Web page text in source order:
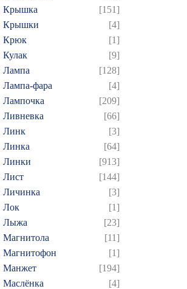
Крышка
[151]
Крышки
[4]
Крюк
[1]
Кулак
[9]
Лампа
[128]
Лампа-фара
[4]
Лампочка
[209]
Ливневка
[66]
Линк
[3]
Линка
[64]
Линки
[913]
Лист
[144]
Личинка
[3]
Лок
[1]
Лыжа
[23]
Магнитола
[11]
Магнитофон
[1]
Манжет
[194]
Маслёнка
[4]